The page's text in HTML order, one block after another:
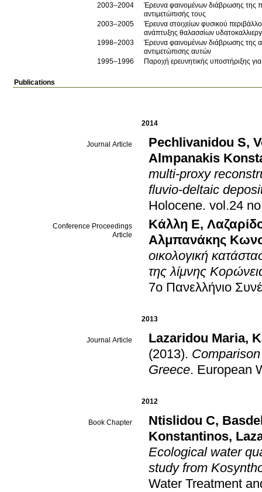
2003–2004
Έρευνα φαινομένων διάβρωσης της
αντιμετώπισής τους
2003–2005
Έρευνα στοιχείων φυσικού
ανάπτυξης θαλασσίων
1998–2003
Έρευνα φαινομένων διάβρωσης της
αντιμετώπισης αυτών
1995–1996
Publications
2014
Journal Article Pechlivanidou S,
Almpanakis
multi-proxy
fluvio-deltaic
Holocene.
Conference Proceedings
Article
Κάλλη Ε,
Αλμπανάκης
οικολογική
της λίμνης
7ο Πανελλήνιο
2013
Journal Article Lazaridou Maria,
(2013).
Greece. European
2012
Book Chapter Ntislidou C,
Konstantinos,
Ecological water
study from
Water Treatment